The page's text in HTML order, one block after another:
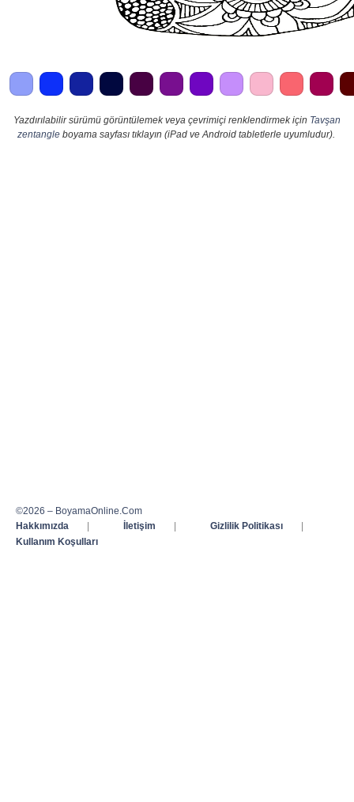
Yazdırılabilir sürümü görüntülemek veya çevrimiçi renklendirmek için Tavşan
zentangleboyama sayfası tıklayın (iPad ve Android tabletlerle uyumludur).
©2026 – BoyamaOnline.Com
Hakkımızda
| İletişim | Gizlilik Politikası
|
Kullanım Koşulları